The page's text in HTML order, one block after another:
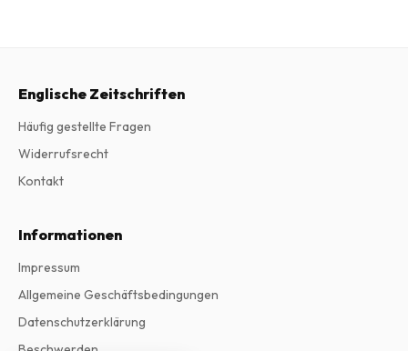
Englische Zeitschriften
Häufig gestellte Fragen
Widerrufsrecht
Kontakt
Informationen
Impressum
Allgemeine Geschäftsbedingungen
Datenschutzerklärung